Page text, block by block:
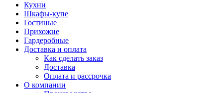
Кухни
Шкафы-купе
Гостиные
Прихожие
Гардеробные
Доставка и оплата
Как сделать заказ
Доставка
Оплата и рассрочка
О компании